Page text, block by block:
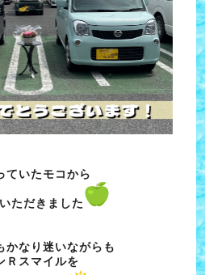
ていたモコから
ただきました
かなり迷いながらも
Ｒスマイルを